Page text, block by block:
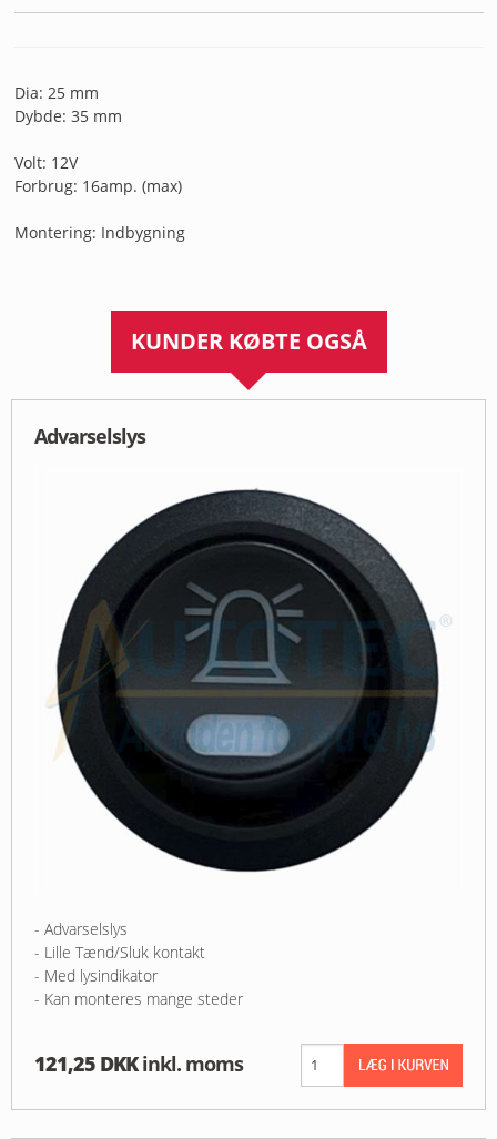
Dia: 25 mm
Dybde: 35 mm
Volt: 12V
Forbrug: 16amp. (max)
Montering: Indbygning
KUNDER KØBTE OGSÅ
Advarselslys
- Advarselslys
- Lille Tænd/Sluk kontakt
- Med lysindikator
- Kan monteres mange steder
121,25 DKK inkl. moms